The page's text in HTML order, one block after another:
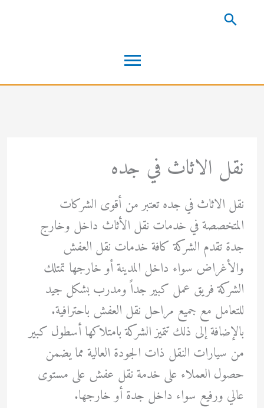
القائمة
الرئيسية
البحث
نقل الاثاث في جده
نقل الاثاث في جده تعتبر من أقوى الشركات
المتخصصة في خدمات نقل الأثاث داخل وخارج
جدة تقدم الشركة كافة خدمات نقل العفش
والأغراض سواء داخل المدينة أو خارجها تمتلك
الشركة فريق عمل كبير جداً ومدرب بشكل جيد
للتعامل مع جميع مراحل نقل العفش باحترافية.
بالإضافة إلى ذلك تتميز الشركة بامتلاكها أسطول كبير
من سيارات النقل ذات الجودة العالية مما يضمن
حصول العملاء على خدمة نقل عفش على مستوى
عالي ورفيع سواء داخل جدة أو خارجها.